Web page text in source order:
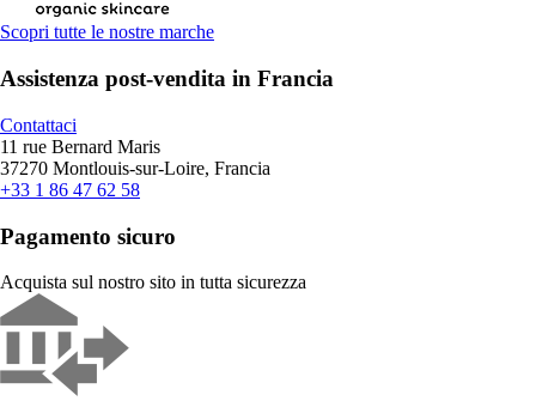
Scopri tutte le nostre marche
Assistenza post-vendita in Francia
Contattaci
11 rue Bernard Maris
37270 Montlouis-sur-Loire, Francia
+33 1 86 47 62 58
Pagamento sicuro
Acquista sul nostro sito in tutta sicurezza